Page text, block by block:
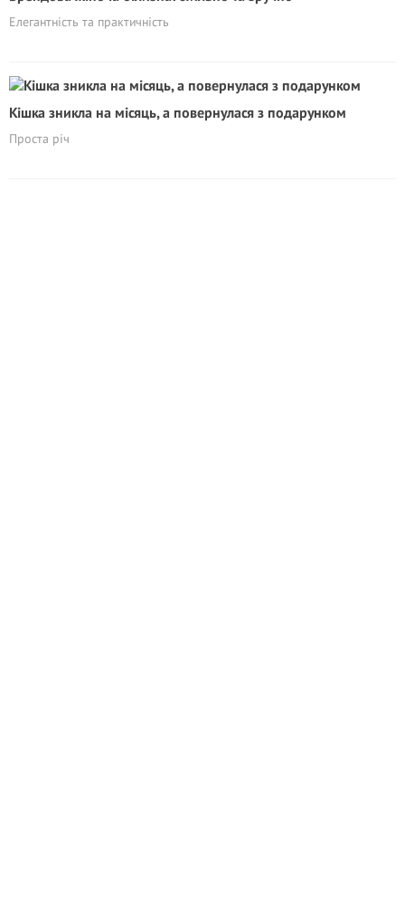
Елегантність та практичність
Кішка зникла на місяць, а повернулася з подарунком
Проста річ